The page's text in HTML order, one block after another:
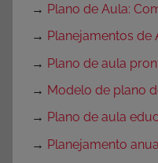
→ Plano de Aula:
→ Planejamentos de
→ Plano de aula
→ Modelo de plano
→ Plano de aula
→ Planejamento